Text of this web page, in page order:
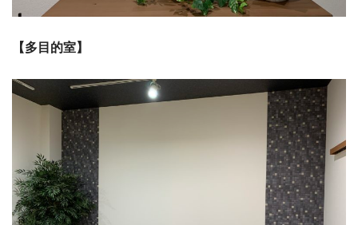
【多目的室】